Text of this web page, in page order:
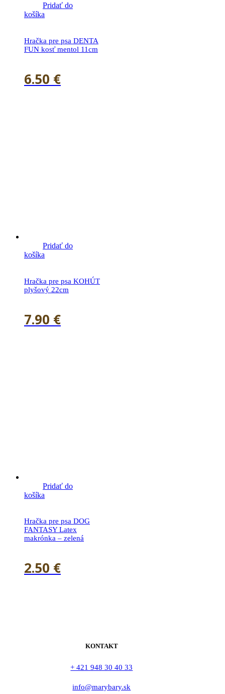
Pridať do
košíka
Hračka pre psa DENTA
FUN kosť mentol 11cm
6.50 €
Pridať do
košíka
Hračka pre psa KOHÚT
plyšový 22cm
7.90 €
Pridať do
košíka
Hračka pre psa DOG
FANTASY Latex
makrónka – zelená
2.50 €
KONTAKT
+ 421 948 30 40 33
info@marybary.sk